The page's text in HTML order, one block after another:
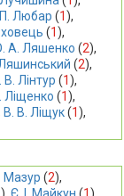
Любар (1),
(1),
А. Ляшенко (2),
(2),
І. В. Лінтур (1),
Ліщенко (1),
В. В. Ліщук (1),
Мазур (2),